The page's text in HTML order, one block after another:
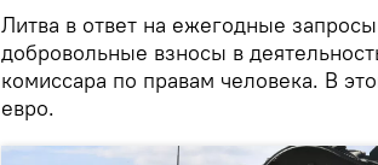
Литва в ответ на ежегодные
добровольные взносы в
комиссара по правам человека. В
евро.